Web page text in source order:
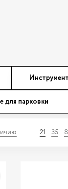
для парковки
21 35